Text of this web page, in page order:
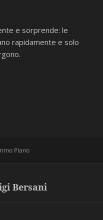
e sorprende: le
rapidamente e solo
Piano
Bersani